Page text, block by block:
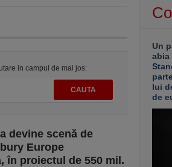
in campul de mai jos:
devine scenă de
Europe
în proiectul de 550 mil.
Un
abia
lui
de